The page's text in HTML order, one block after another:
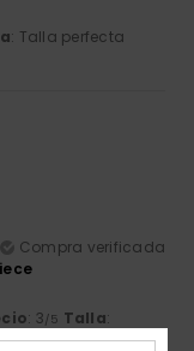
: Talla perfecta
Compra verificada
: 3/5 Talla: